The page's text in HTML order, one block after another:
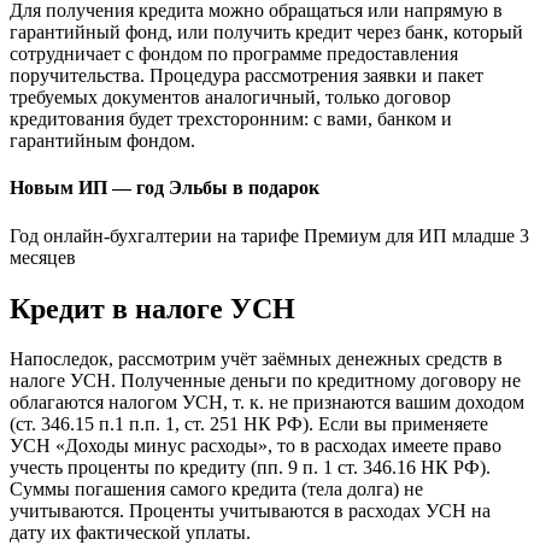
Для получения кредита можно обращаться или напрямую в
гарантийный фонд, или получить кредит через банк, который
сотрудничает с фондом по программе предоставления
поручительства. Процедура рассмотрения заявки и пакет
требуемых документов аналогичный, только договор
кредитования будет трехсторонним: с вами, банком и
гарантийным фондом.
Новым ИП — год Эльбы в подарок
Год онлайн-бухгалтерии на тарифе Премиум для ИП младше 3
месяцев
Кредит в налоге УСН
Напоследок, рассмотрим учёт заёмных денежных средств в
налоге УСН. Полученные деньги по кредитному договору не
облагаются налогом УСН, т. к. не признаются вашим доходом
(ст. 346.15 п.1 п.п. 1, ст. 251 НК РФ). Если вы применяете
УСН «Доходы минус расходы», то в расходах имеете право
учесть проценты по кредиту (пп. 9 п. 1 ст. 346.16 НК РФ).
Суммы погашения самого кредита (тела долга) не
учитываются. Проценты учитываются в расходах УСН на
дату их фактической уплаты.